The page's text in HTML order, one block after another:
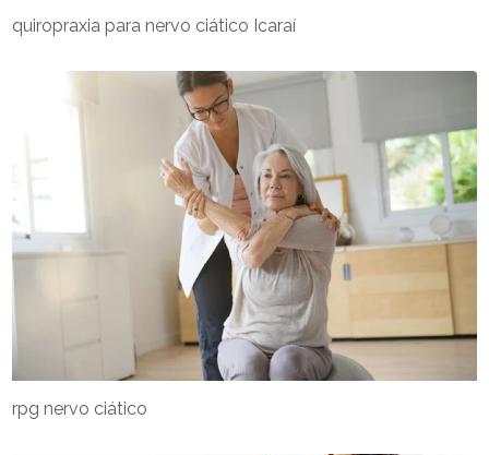
rpg nervo ciático
quiropraxia para nervo ciático Icaraí